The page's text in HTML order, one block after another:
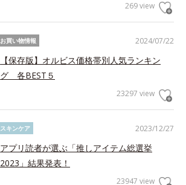
269 view
2024/07/22
お買い物情報
【保存版】オルビス価格帯別人気ランキン
グ 各BEST５
23297 view
2023/12/27
スキンケア
アプリ読者が選ぶ「推しアイテム総選挙
2023」結果発表！
23947 view